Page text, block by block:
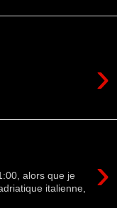
›
›
alors que je
italienne,